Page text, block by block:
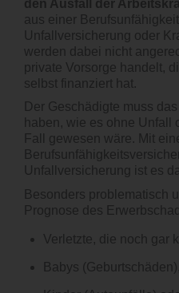
den Ausfall der
aus einer
Unfallversicherung oder
werden dabei nicht
private Vorsorge handelt,
selbst finanziert hat.
Der Geschädigte muss
haben, wie es ohne
Fall gewesen wäre. Mit
Unfallversicherung ist es
Besonders problematisch
Prognose des
Verletzte, die noch gar
Babys (Geburtschäden),